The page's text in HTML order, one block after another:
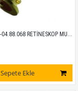
HEİNE 6V X-04.88.068 RETİNESKOP MUADİL
Sepete Ekle